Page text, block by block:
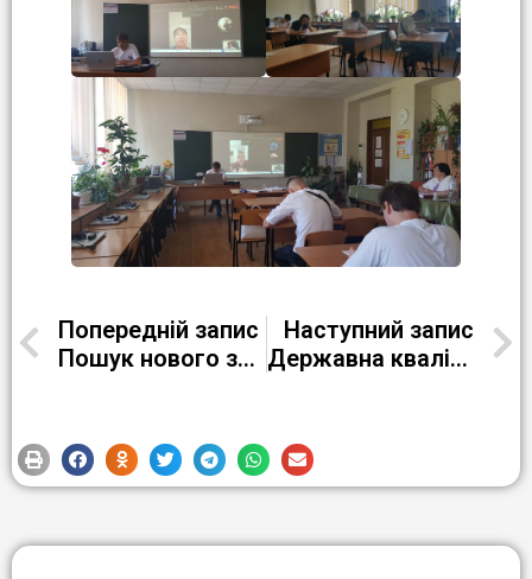
Попередній запис
Пошук нового змісту, форм, методів і засобів проведення тижнів української мови і літератури
Наступний запис
Державна кваліфікаційна атестація у групі ПВ-20-3